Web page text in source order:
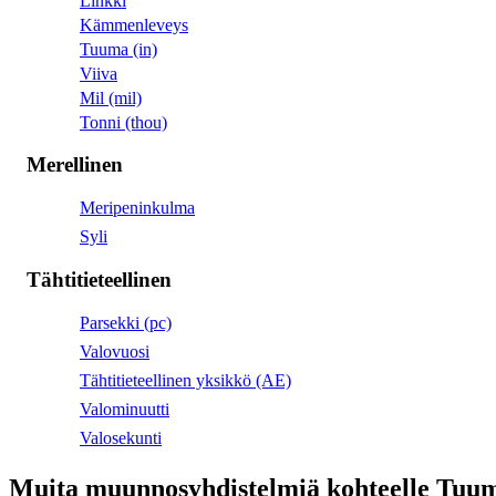
Kämmenleveys
Tuuma (in)
Viiva
Mil (mil)
Tonni (thou)
Merellinen
Meripeninkulma
Syli
Tähtitieteellinen
Parsekki (pc)
Valovuosi
Tähtitieteellinen yksikkö (AE)
Valominuutti
Valosekunti
Muita muunnosyhdistelmiä kohteelle